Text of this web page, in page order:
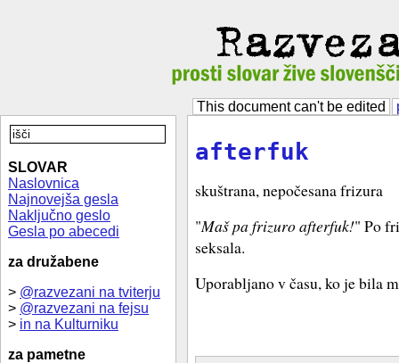
This document can't be edited
SLOVAR
Naslovnica
Najnovejša gesla
Naključno geslo
Gesla po abecedi
za družabene
> @razvezani na tviterju
> @razvezani na fejsu
> in na Kulturniku
za pametne
afterfuk
skuštrana, nepočesana frizura
"Maš pa frizuro afterfuk!" Po
seksala.
Uporabljano v času, ko je bila